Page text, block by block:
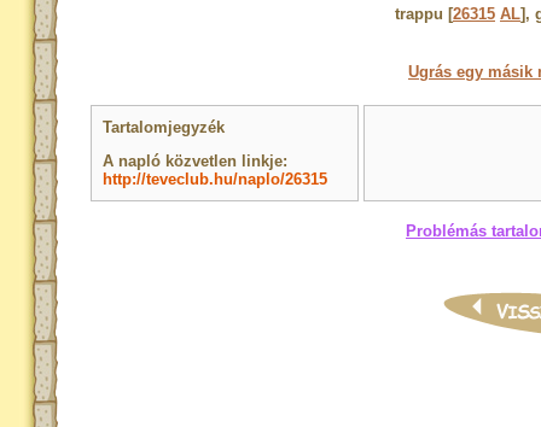
trappu [26315 AL],
Ugrás egy másik
Tartalomjegyzék
A napló közvetlen linkje:
http://teveclub.hu/naplo/26315
Problémás